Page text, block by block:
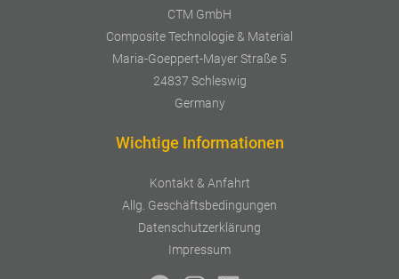
CTM GmbH
Composite Technologie & Material
Maria-Goeppert-Mayer Straße 5
24837 Schleswig
Germany
Wichtige Informationen
Kontakt & Anfahrt
Allg. Geschäftsbedingungen
Datenschutzerklärung
Impressum